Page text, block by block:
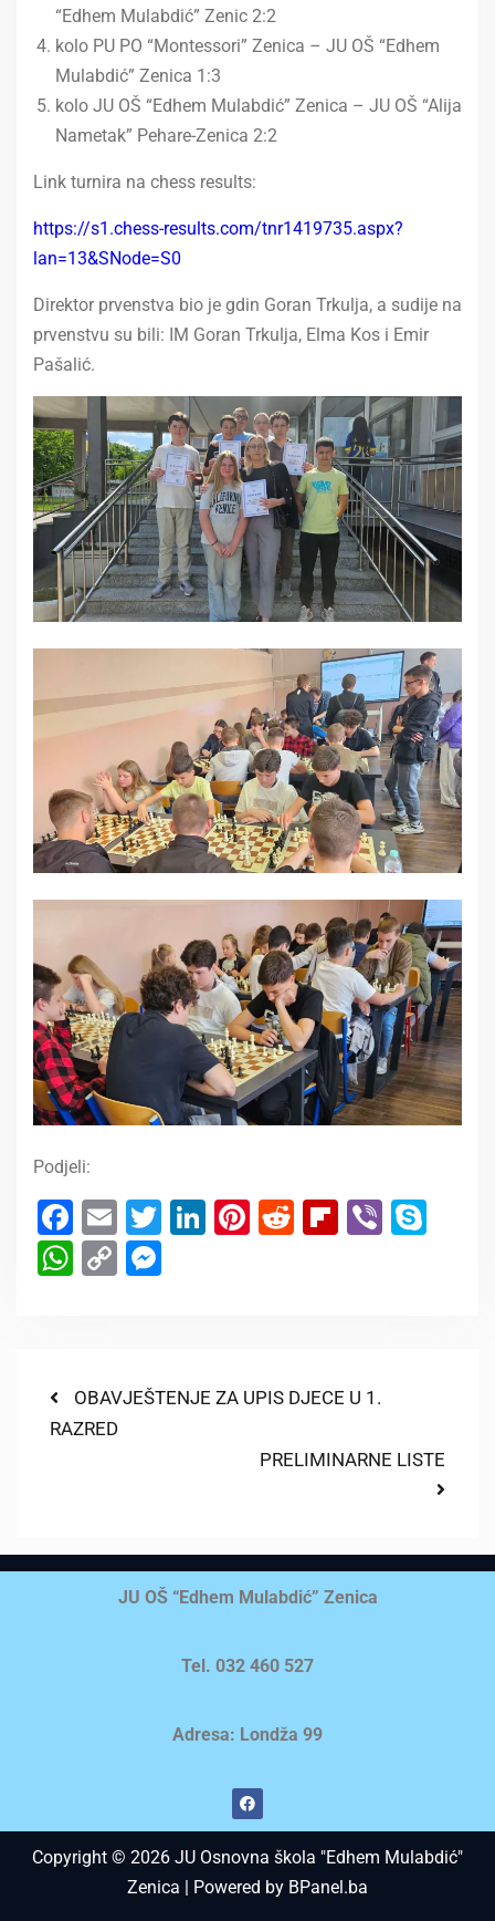
“Edhem Mulabdić” Zenic 2:2
kolo PU PO “Montessori” Zenica – JU OŠ “Edhem
Mulabdić” Zenica 1:3
kolo JU OŠ “Edhem Mulabdić” Zenica – JU OŠ “Alija
Nametak” Pehare-Zenica 2:2
Link turnira na chess results:
https://s1.chess-results.com/tnr1419735.aspx?
lan=13&SNode=S0
Direktor prvenstva bio je gdin Goran Trkulja, a sudije na
prvenstvu su bili: IM Goran Trkulja, Elma Kos i Emir
Pašalić.
Podjeli:
Facebook
EmailTwitter
LinkedIn
Pinterest
RedditFlipboard
Viber
WhatsApp
Copy
OBAVJEŠTENJE ZA UPIS DJECE U 1.
RAZRED
PRELIMINARNE LISTE
JU OŠ “Edhem Mulabdić” Zenica
Tel. 032 460 527
Adresa: Londža 99
Copyright © 2026 JU Osnovna škola "Edhem Mulabdić"
Zenica | Powered by BPanel.ba